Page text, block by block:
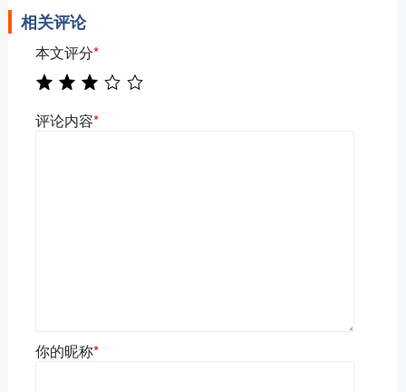
相关评论
本文评分*
评论内容*
你的昵称*